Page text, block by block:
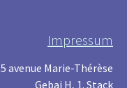
Impressum
5 avenue Marie-Thérèse
Gebai H, 1. Stack